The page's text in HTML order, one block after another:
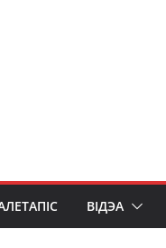
ВІДЭА